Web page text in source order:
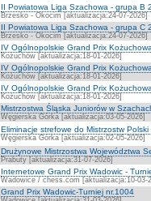
II Powiatowa Liga Szachowa - grupa B
Brzesko - Okocim [aktualizacja:24-07-2026]
II Powiatowa Liga Szachowa - grupa C
Brzesko - Okocim [aktualizacja:24-07-2026]
IV Ogólnopolskie Grand Prix
Kożuchów [aktualizacja:18-01-2026]
IV Ogólnopolskie Grand Prix
Kożuchów [aktualizacja:18-01-2026]
IV Ogólnopolskie Grand Prix
Kożuchów [aktualizacja:18-01-2026]
Mistrzostwa Śląska Juniorów w
Węgierska Górka [aktualizacja:03-05-2026]
Eliminacje strefowe do Mistrzostw Polski
Węgierska Górka [aktualizacja:02-05-2026]
Drużynowe Mistrzostwa Województwa
Prabuty [aktualizacja:31-07-2026]
Internetowe Grand Prix Wadowic -
Wadowice / chess.com [aktualizacja:10-03-
Grand Prix Wadowic-Turniej nr.1004